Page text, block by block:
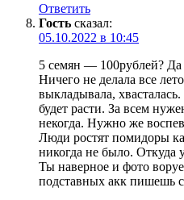
Ответить
Гость сказал:
05.10.2022 в 10:45
5 семян — 100рублей?
Ничего не делала все
выкладывала,
будет расти. За всем
некогда. Нужно же
Люди ростят помидоры
никогда не было. Откуда
Ты наверное и фото
подставных акк пишешь